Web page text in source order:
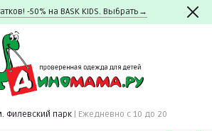
-50% на BASK KIDS. Выбрать→
Филевский парк | Ежедневно c 10 до 20